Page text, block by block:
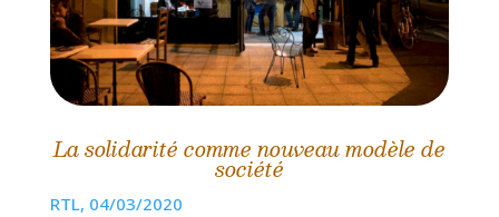
La solidarité comme nouveau modèle de
société
RTL, 04/03/2020